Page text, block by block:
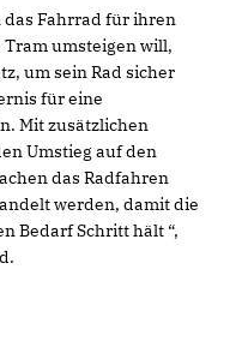
Fahrrad für ihren
Tram umsteigen will,
um sein Rad sicher
für eine
Mit zusätzlichen
Umstieg auf den
das Radfahren
werden, damit die
Bedarf Schritt hält “,